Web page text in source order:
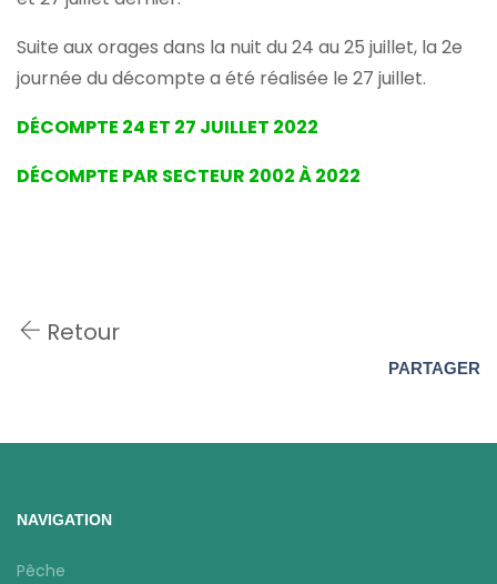
Suite aux orages dans la nuit du 24 au 25 juillet, la 2e
journée du décompte a été réalisée le 27 juillet.
DÉCOMPTE 24 ET 27 JUILLET 2022
DÉCOMPTE PAR SECTEUR 2002 À 2022
Retour
PARTAGER
NAVIGATION
Pêche